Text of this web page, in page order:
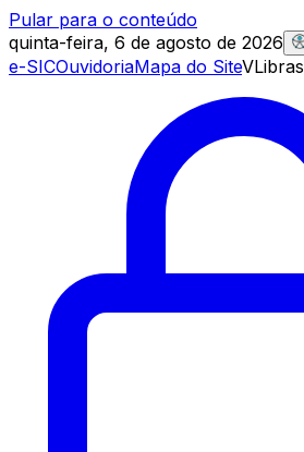
Pular para o conteúdo
quinta-feira, 6 de agosto de 2026
e-SICOuvidoriaMapa do SiteVLibras